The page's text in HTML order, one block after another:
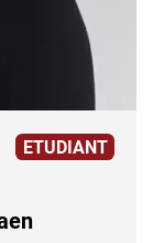
ETUDIANT